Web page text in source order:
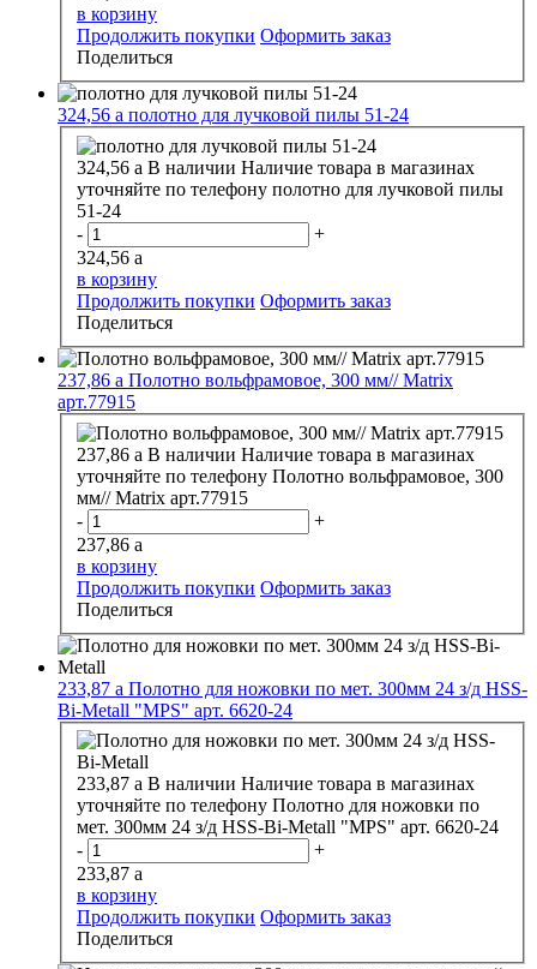
в корзину
Продолжить покупки Оформить заказ
Поделиться
324,56 a полотно для лучковой пилы 51-24
324,56 a В наличии Наличие товара в магазинах
уточняйте по телефону полотно для лучковой пилы
51-24
-
+
324,56 a
в корзину
Продолжить покупки Оформить заказ
Поделиться
237,86 a Полотно вольфрамовое, 300 мм// Matrix
арт.77915
237,86 a В наличии Наличие товара в магазинах
уточняйте по телефону Полотно вольфрамовое, 300
мм// Matrix арт.77915
-
+
237,86 a
в корзину
Продолжить покупки Оформить заказ
Поделиться
233,87 a Полотно для ножовки по мет. 300мм 24 з/д HSS-
Bi-Metall "MPS" арт. 6620-24
233,87 a В наличии Наличие товара в магазинах
уточняйте по телефону Полотно для ножовки по
мет. 300мм 24 з/д HSS-Bi-Metall "MPS" арт. 6620-24
-
+
233,87 a
в корзину
Продолжить покупки Оформить заказ
Поделиться